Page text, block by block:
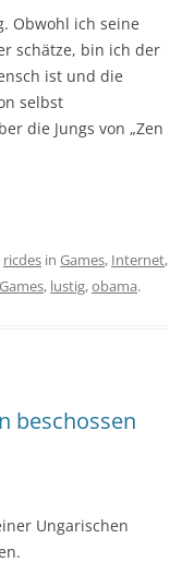
Obwohl ich seine
schätze, bin ich der
ist und die
selbst
die Jungs von „Zen
ricdes in Games, Internet,
Games, lustig,obama.
beschossen
Ungarischen